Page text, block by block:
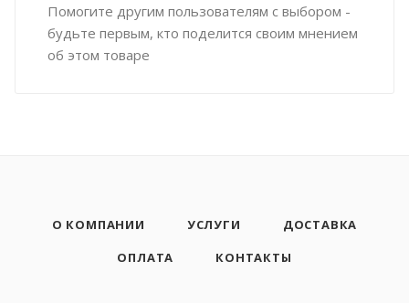
Помогите другим пользователям с выбором -
будьте первым, кто поделится своим мнением
об этом товаре
О КОМПАНИИ УСЛУГИ
ДОСТАВКА
ОПЛАТА
КОНТАКТЫ